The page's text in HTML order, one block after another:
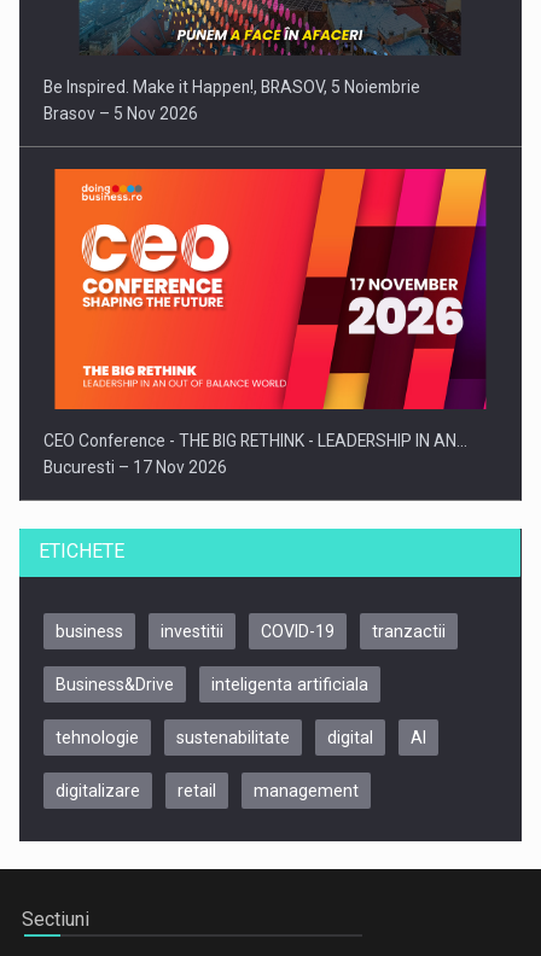
Be Inspired. Make it Happen!, BRASOV, 5 Noiembrie
Brasov – 5 Nov 2026
CEO Conference - THE BIG RETHINK - LEADERSHIP IN AN…
Bucuresti – 17 Nov 2026
Be Inspired. Make it Happen!, CLUJ, 9 Decembrie
ETICHETE
business investitii COVID-19 tranzactii
Business&Drive inteligenta artificiala
tehnologie sustenabilitate digital AI
digitalizare retail management
Sectiuni